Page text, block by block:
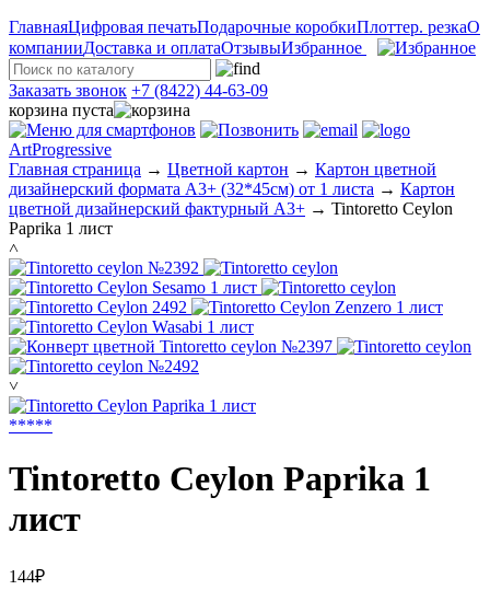
ГлавнаяЦифровая печатьПодарочные коробкиПлоттер. резкаО
компанииДоставка и оплатаОтзывыИзбранное
Заказать звонок +7 (8422) 44-63-09
корзина пуста
ArtProgressive
Главная страница → Цветной картон → Картон цветной
дизайнерский формата А3+ (32*45см) от 1 листа → Картон
цветной дизайнерский фактурный А3+ → Tintoretto Ceylon
Paprika 1 лист
˄
˅
*****
Tintoretto Ceylon Paprika 1
лист
144₽